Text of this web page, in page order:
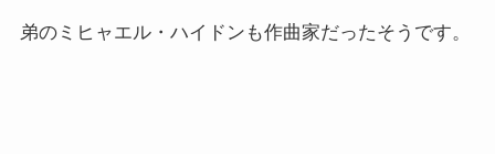
弟のミヒャエル・ハイドンも作曲家だったそうです。